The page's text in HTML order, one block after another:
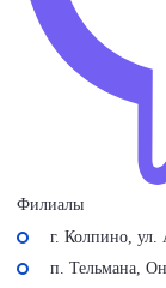
Филиалы
г. Колпино, ул.
п. Тельмана,